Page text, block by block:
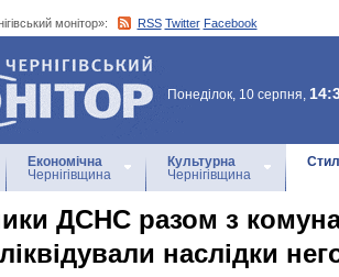
монітор»: RSS Twitter Facebook
монітор»
Понеділок, 10 серпня,
Економічна
Чернігівщина
Культурна
Чернігівщина
ДСНС разом з
наслідки